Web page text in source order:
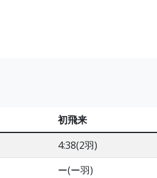
初飛来
4:38(2羽)
ー(ー羽)